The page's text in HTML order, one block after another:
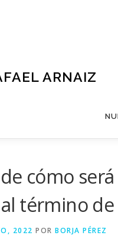
ARNAIZ
cómo
término de
2022 POR BORJA PÉREZ